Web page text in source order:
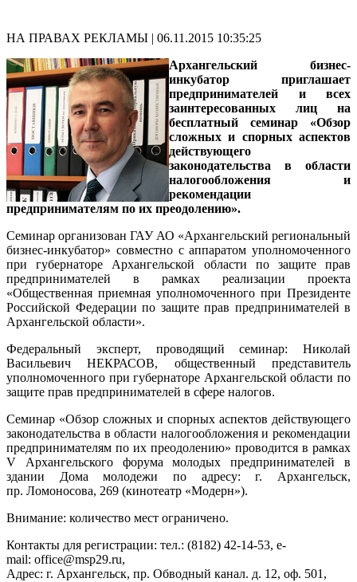
НА ПРАВАХ РЕКЛАМЫ | 06.11.2015 10:35:25
Архангельский бизнес-
инкубатор приглашает
предпринимателей и всех
заинтересованных лиц на
бесплатный семинар «Обзор
сложных и спорных аспектов
действующего
законодательства в области
налогообложения и
рекомендации
предпринимателям по их преодолению».
Семинар организован ГАУ АО «Архангельский региональный
бизнес-инкубатор» совместно с аппаратом уполномоченного
при губернаторе Архангельской области по защите прав
предпринимателей в рамках реализации проекта
«Общественная приемная уполномоченного при Президенте
Российской Федерации по защите прав предпринимателей в
Архангельской области».
Федеральный эксперт, проводящий семинар: Николай
Васильевич НЕКРАСОВ, общественный представитель
уполномоченного при губернаторе Архангельской области по
защите прав предпринимателей в сфере налогов.
Семинар «Обзор сложных и спорных аспектов действующего
законодательства в области налогообложения и рекомендации
предпринимателям по их преодолению» проводится в рамках
V Архангельского форума молодых предпринимателей в
здании Дома молодежи по адресу: г. Архангельск,
пр. Ломоносова, 269 (кинотеатр «Модерн»).
Внимание: количество мест ограничено.
Контакты для регистрации: тел.: (8182) 42-14-53, e-
mail: office@msp29.ru,
Адрес: г. Архангельск, пр. Обводный канал. д. 12, оф. 501,